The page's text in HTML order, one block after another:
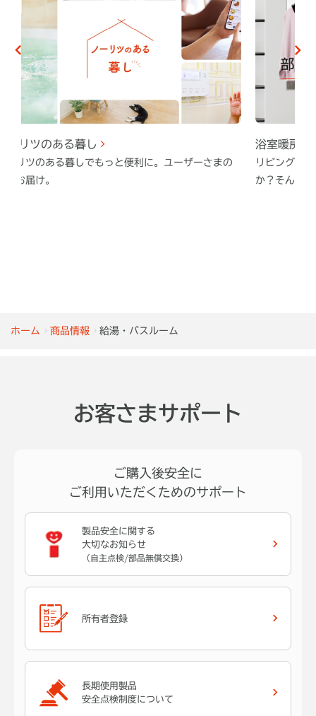
ホーム 商品情報 給湯・バスルーム
浴室暖房乾燥機で部屋干しのお悩み解決
リビングや寝室での部屋干し、こんな経験ありません
か？そんな悩みを、浴室暖房乾燥機で解決致します！
お客さまサポート
ご購入後安全に
ご利用いただくためのサポート
製品安全に関する
大切なお知らせ
（自主点検/部品無償交換）
所有者登録
長期使用製品
安全点検制度について